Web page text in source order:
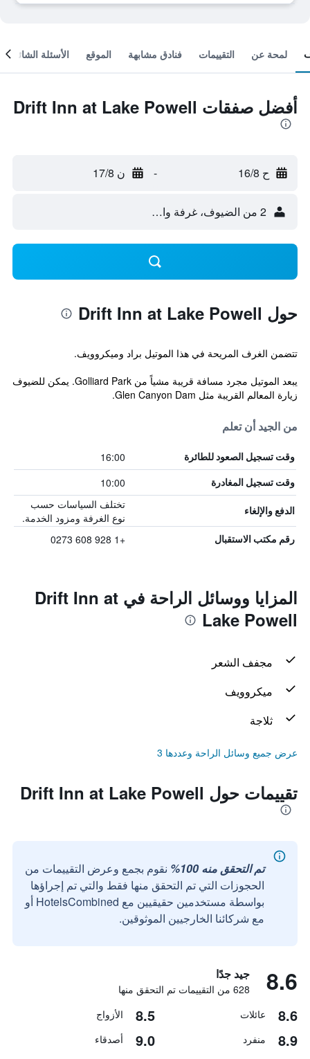
لمحة عن التقييمات فنادق مشابهة الموقع الأسئلة الشائعة
أفضل صفقات Drift Inn at Lake Powell
ح 16/8 - ن 17/8
2 من الضيوف، غرفة واحدة
حول Drift Inn at Lake Powell
تتضمن الغرف المريحة في هذا الموتيل براد وميكروويف.
يبعد الموتيل مجرد مسافة قريبة مشياً من Golliard Park. يمكن للضيوف
زيارة المعالم القريبة مثل Glen Canyon Dam.
من الجيد أن تعلم
وقت تسجيل الصعود للطائرة 16:00
وقت تسجيل المغادرة 10:00
الدفع والإلغاء
تختلف السياسات حسب
نوع الغرفة ومزود الخدمة.
رقم مكتب الاستقبال +1 928 608 0273
المزايا ووسائل الراحة في Drift Inn at
Lake Powell
مجفف الشعر
ميكروويف
ثلاجة
عرض جميع وسائل الراحة وعددها 3
تقييمات حول Drift Inn at Lake Powell
تم التحقق منه 100%
نقوم بجمع وعرض التقييمات من
الحجوزات التي تم التحقق منها فقط والتي تم إجراؤها
بواسطة مستخدمين حقيقيين مع HotelsCombined أو
مع شركائنا الخارجيين الموثوقين.
8.6 جيد جدًا
628 من التقييمات تم التحقق منها
8.6 عائلات 8.5 الأزواج
8.9 منفرد 9.0 أصدقاء